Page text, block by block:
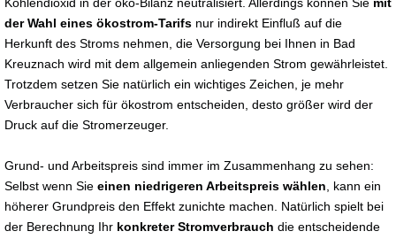
der Wahl eines ökostrom-Tarifs nur indirekt Einfluß auf die
Herkunft des Stroms nehmen, die Versorgung bei Ihnen in Bad
Kreuznach wird mit dem allgemein anliegenden Strom gewährleistet.
Trotzdem setzen Sie natürlich ein wichtiges Zeichen, je mehr
Verbraucher sich für ökostrom entscheiden, desto größer wird der
Druck auf die Stromerzeuger.
Grund- und Arbeitspreis sind immer im Zusammenhang zu sehen:
Selbst wenn Sie einen niedrigeren Arbeitspreis wählen , kann ein
höherer Grundpreis den Effekt zunichte machen. Natürlich spielt bei
der Berechnung Ihr konkreter Stromverbrauch die entscheidende